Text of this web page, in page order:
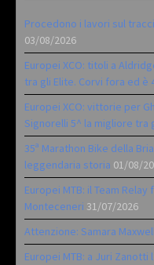
Procedono i lavori sul
03/08/2026
Europei XCO: titoli a
tra gli Elite. Corvi fora ed è
Europei XCO: vittorie per
Signorelli 5^ la migliore tra
35ª Marathon Bike della
leggendaria storia 01/08/
Europei MTB: il Team
Monteceneri 31/07/2026
Attenzione: Samara
Europei MTB: a Juri Zanotti